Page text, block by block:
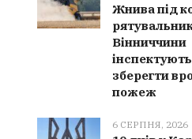
Жнива під
Вінниччини
зберегти
пожеж
6 СЕРПНЯ, 2026